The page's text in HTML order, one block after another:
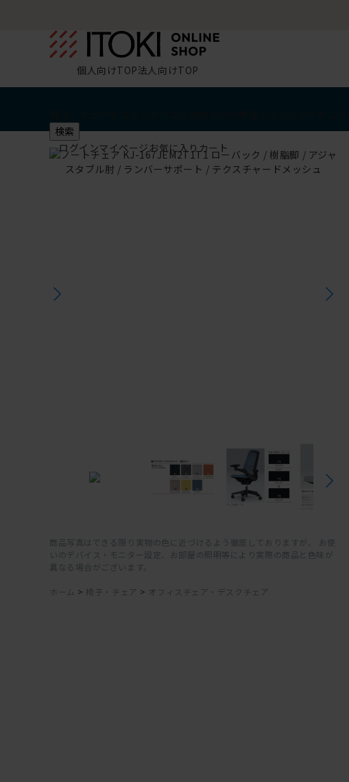
個人向けTOP法人向けTOP
検索
ログインマイページお気に入りカート
商品写真はできる限り実物の色に近づけるよう徹底しておりますが、 お使
いのデバイス・モニター設定、お部屋の照明等により実際の商品と色味が
異なる場合がございます。
ホーム > 椅子・チェア > オフィスチェア・デスクチェア